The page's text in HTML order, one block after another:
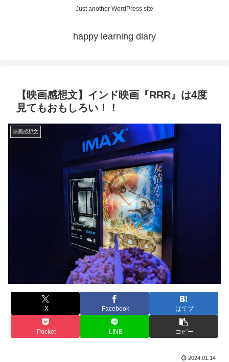
Just another WordPress site
happy learning diary
【映画感想文】インド映画『RRR』は4度
見てもおもしろい！！
映画感想文
X Facebook はてブ
Pocket LINE コピー
2024.01.14